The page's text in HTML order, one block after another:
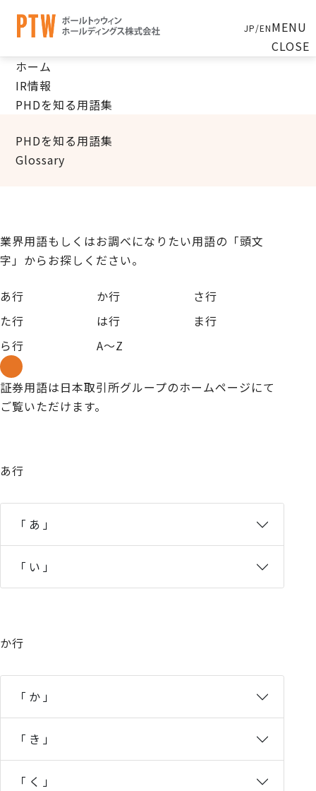
JP/ENMENU
CLOSE
ホーム
IR情報
PHDを知る用語集
PHDを知る用語集
Glossary
業界用語もしくはお調べになりたい用語の「頭文
字」からお探しください。
あ行 か行
さ行
た行
は行
ま行
ら行
A～Z
証券用語は日本取引所グループのホームページにて
ご覧いただけます。
あ行
「 あ 」
「 い 」
か行
「 か 」
「 き 」
「 く 」